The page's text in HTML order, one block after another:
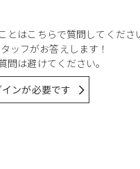
はこちらで質問してくださ
ッフがお答えします！
は避けてください。
ンが必要です